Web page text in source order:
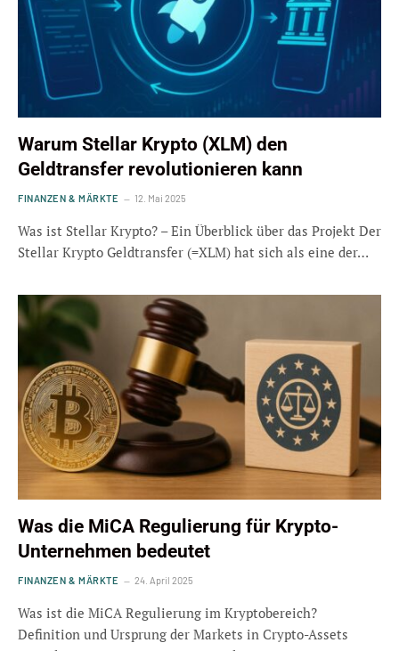
Warum Stellar Krypto (XLM) den
Geldtransfer revolutionieren kann
FINANZEN & MÄRKTE 12. Mai 2025
Was ist Stellar Krypto? – Ein Überblick über das Projekt Der
Stellar Krypto Geldtransfer (=XLM) hat sich als eine der…
Was die MiCA Regulierung für Krypto-
Unternehmen bedeutet
FINANZEN & MÄRKTE 24. April 2025
Was ist die MiCA Regulierung im Kryptobereich?
Definition und Ursprung der Markets in Crypto-Assets